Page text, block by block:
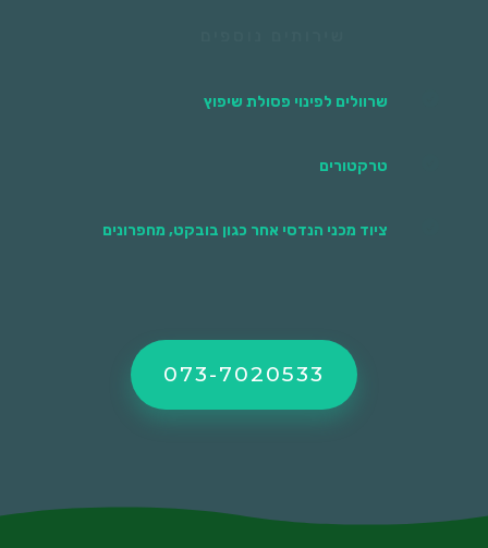
שרוולים לפינוי פסולת שיפוץ
טרקטורים
ציוד מכני הנדסי אחר כגון בובקט, מחפרונים
073-7020533